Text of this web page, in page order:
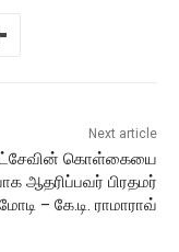
Next article
கொள்கையை
ஆதரிப்பவர் பிரதமர்
மோடி – கே.டி. ராமாராவ்